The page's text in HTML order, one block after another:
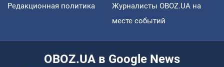
Редакционная политика
Журналисты OBOZ.UA на
месте событий
OBOZ.UA в Google News